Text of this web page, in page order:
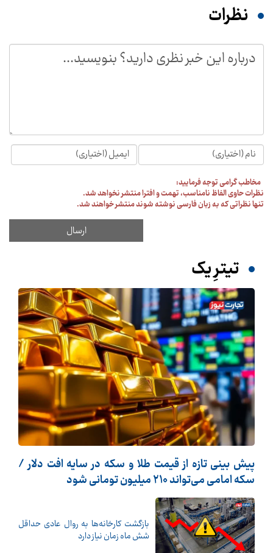
نظرات
مخاطب گرامی توجه فرمایید:
نظرات حاوی الفاظ نامناسب، تهمت و افترا منتشر نخواهد شد.
تنها نظراتی که به زبان فارسی نوشته شوند منتشر خواهند شد.
تیترِ یک
پیش بینی تازه از قیمت طلا و سکه در سایه افت دلار /
سکه امامی می‌تواند ۲۱۰ میلیون تومانی شود
بازگشت کارخانه‌ها به روال عادی حداقل
شش ماه زمان نیاز دارد